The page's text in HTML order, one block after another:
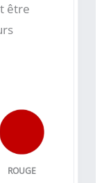
être
ROUGE